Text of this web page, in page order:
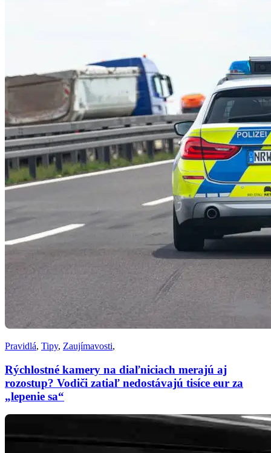
Pravidlá, Tipy, Zaujímavosti,
Rýchlostné kamery na diaľniciach merajú aj
rozostup? Vodiči zatiaľ nedostávajú tisíce eur za
„lepenie sa“